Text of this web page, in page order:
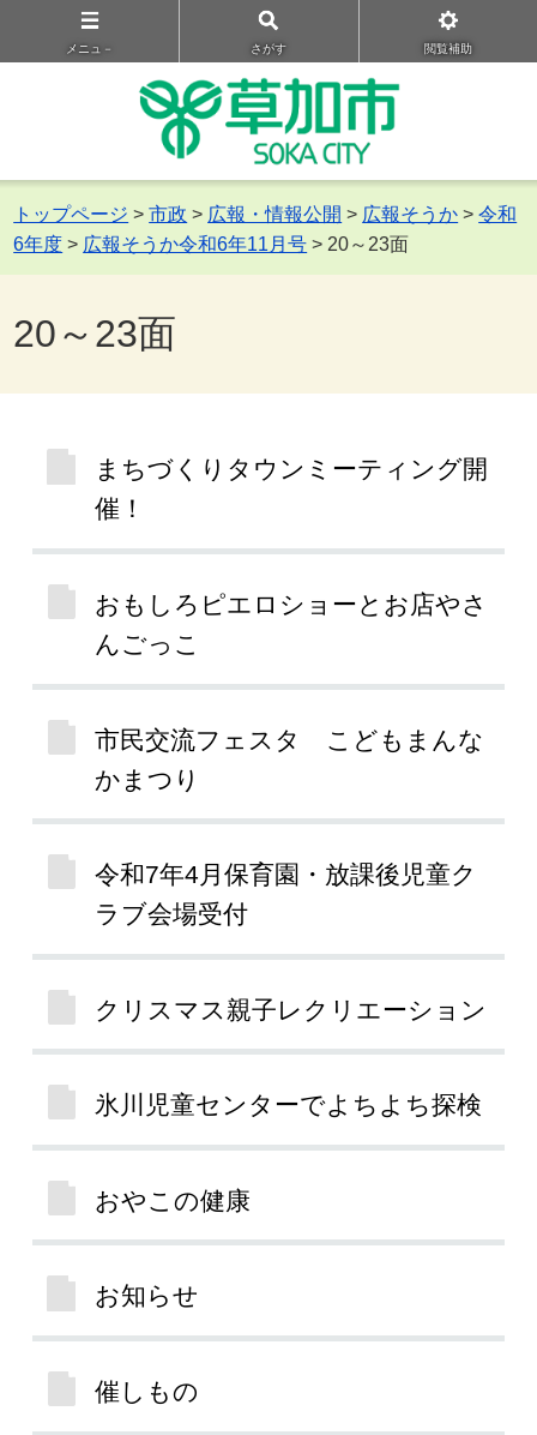
メニュ－ さがす 閲覧補助
トップページ >市政 > 広報・情報公開 > 広報そうか >令和
6年度 > 広報そうか令和6年11月号 > 20～23面
20～23面
まちづくりタウンミーティング開
催！
おもしろピエロショーとお店やさ
んごっこ
市民交流フェスタ こどもまんな
かまつり
令和7年4月保育園・放課後児童ク
ラブ会場受付
クリスマス親子レクリエーション
氷川児童センターでよちよち探検
おやこの健康
お知らせ
催しもの